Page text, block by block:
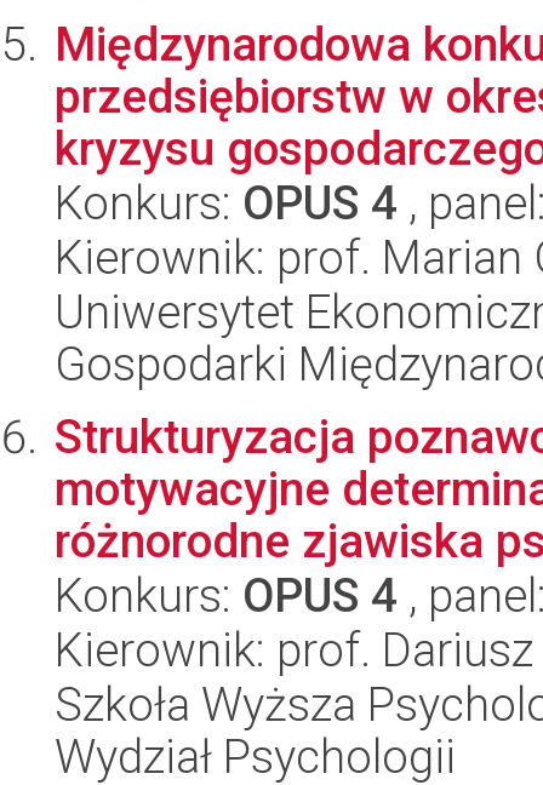
Międzynarodowa
przedsiębiorstw w
kryzysu
Konkurs: OPUS 4 ,
Kierownik: prof. Marian
Uniwersytet
Gospodarki
Strukturyzacja
motywacyjne
różnorodne zjawiska
Konkurs: OPUS 4 ,
Kierownik: prof.
Szkoła Wyższa
Wydział Psychologii